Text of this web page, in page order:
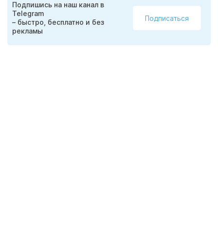
Подпишись на наш канал в
Telegram
– быстро, бесплатно и без
рекламы
Подписаться